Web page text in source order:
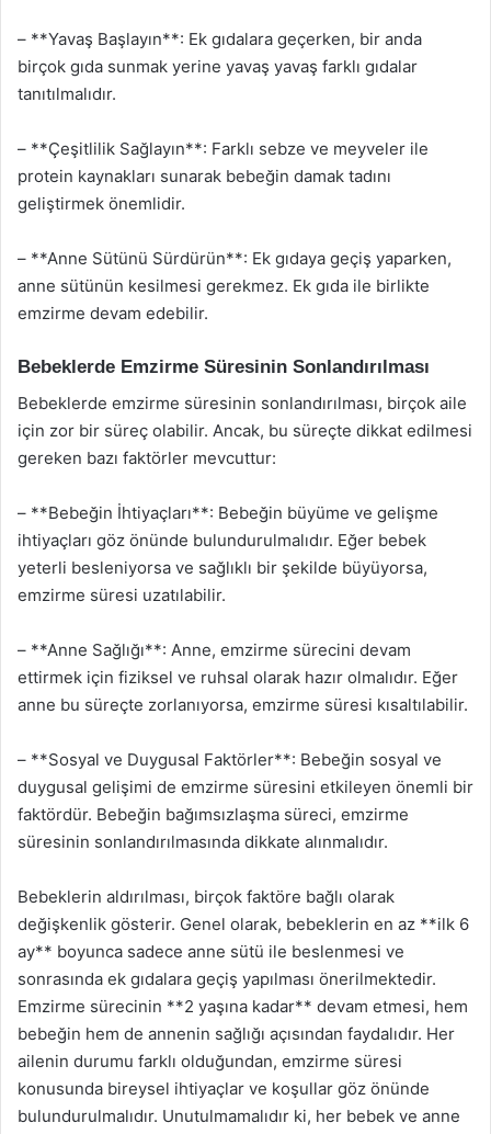
– **Yavaş Başlayın**: Ek gıdalara geçerken, bir anda
birçok gıda sunmak yerine yavaş yavaş farklı gıdalar
tanıtılmalıdır.
– **Çeşitlilik Sağlayın**: Farklı sebze ve meyveler ile
protein kaynakları sunarak bebeğin damak tadını
geliştirmek önemlidir.
– **Anne Sütünü Sürdürün**: Ek gıdaya geçiş yaparken,
anne sütünün kesilmesi gerekmez. Ek gıda ile birlikte
emzirme devam edebilir.
Bebeklerde Emzirme Süresinin Sonlandırılması
Bebeklerde emzirme süresinin sonlandırılması, birçok aile
için zor bir süreç olabilir. Ancak, bu süreçte dikkat edilmesi
gereken bazı faktörler mevcuttur:
– **Bebeğin İhtiyaçları**: Bebeğin büyüme ve gelişme
ihtiyaçları göz önünde bulundurulmalıdır. Eğer bebek
yeterli besleniyorsa ve sağlıklı bir şekilde büyüyorsa,
emzirme süresi uzatılabilir.
– **Anne Sağlığı**: Anne, emzirme sürecini devam
ettirmek için fiziksel ve ruhsal olarak hazır olmalıdır. Eğer
anne bu süreçte zorlanıyorsa, emzirme süresi kısaltılabilir.
– **Sosyal ve Duygusal Faktörler**: Bebeğin sosyal ve
duygusal gelişimi de emzirme süresini etkileyen önemli bir
faktördür. Bebeğin bağımsızlaşma süreci, emzirme
süresinin sonlandırılmasında dikkate alınmalıdır.
Bebeklerin aldırılması, birçok faktöre bağlı olarak
değişkenlik gösterir. Genel olarak, bebeklerin en az **ilk 6
ay** boyunca sadece anne sütü ile beslenmesi ve
sonrasında ek gıdalara geçiş yapılması önerilmektedir.
Emzirme sürecinin **2 yaşına kadar** devam etmesi, hem
bebeğin hem de annenin sağlığı açısından faydalıdır. Her
ailenin durumu farklı olduğundan, emzirme süresi
konusunda bireysel ihtiyaçlar ve koşullar göz önünde
bulundurulmalıdır. Unutulmamalıdır ki, her bebek ve anne